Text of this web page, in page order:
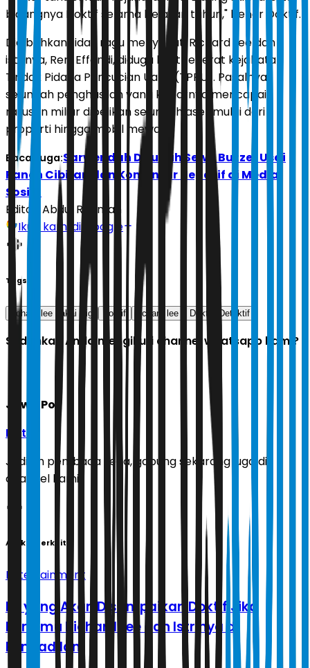
bidangnya Doktif selama belasan tahun," bener Doktif.
Dia bahkan tidak ragu menyebut, Richard Lee dan
istrinya, Reni Effendi, diduga kuat terjerat kejahatan
Tindak Pidana Pencucian Uang (TPPU). Pasalnya,
sejumlah penghasilan yang kabarnya mencapai
ratusan miliar dibelikan sejumlah aset mulai dari
properti hingga mobil mewah.
Baca Juga:Sarwendah Dituduh Sewa Buzzer Usai
Panen Cibiran dan Komentar Negatif di Media
Sosial
Editor: Abdul Rahman
Ikuti kami di Google
Tags
richard lee pakai wig doktif richard lee Dokter Detektif
Sudahkah Anda mengikuti channel whatsapp kami?
Jawa Pos
Ikuti
Jadilah pembaca setia, gabung sekarang juga di
channel kami!
Artikel Terkait
Entertainment
Ini yang Akan Disampaikan Doktif Jika
Bertemu Richard Lee dan Istrinya di
Pengadilan